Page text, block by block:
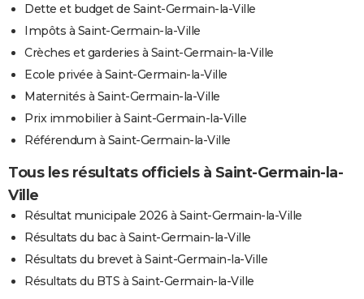
Dette et budget de Saint-Germain-la-Ville
Impôts à Saint-Germain-la-Ville
Crèches et garderies à Saint-Germain-la-Ville
Ecole privée à Saint-Germain-la-Ville
Maternités à Saint-Germain-la-Ville
Prix immobilier à Saint-Germain-la-Ville
Référendum à Saint-Germain-la-Ville
Tous les résultats officiels à Saint-Germain-la-
Ville
Résultat municipale 2026 à Saint-Germain-la-Ville
Résultats du bac à Saint-Germain-la-Ville
Résultats du brevet à Saint-Germain-la-Ville
Résultats du BTS à Saint-Germain-la-Ville